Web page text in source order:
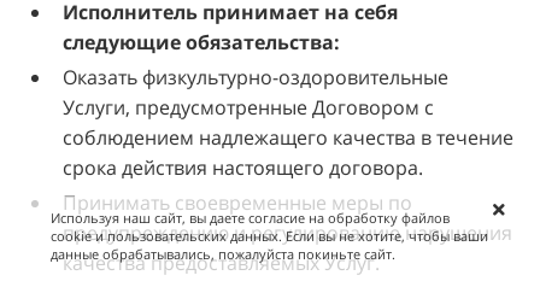
Исполнитель принимает на себя
следующие обязательства:
Оказать физкультурно-оздоровительные
Услуги, предусмотренные Договором с
соблюдением надлежащего качества в течение
срока действия настоящего договора.
Принимать своевременные меры по
предупреждению и регулированию нарушения
качества предоставляемых Услуг.
Используя наш сайт, вы даете согласие на обработку файлов
cookie и пользовательских данных. Если вы не хотите, чтобы ваши
данные обрабатывались, пожалуйста покиньте сайт.